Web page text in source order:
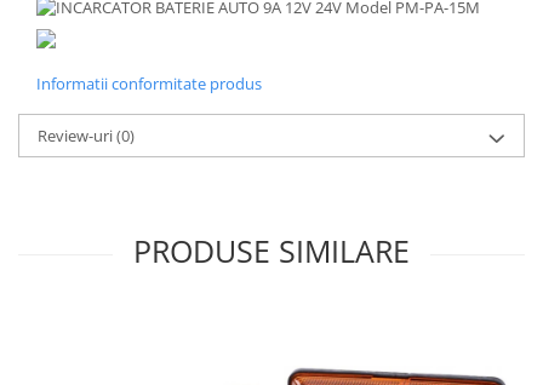
Informatii conformitate produs
Review-uri(0)
PRODUSE SIMILARE